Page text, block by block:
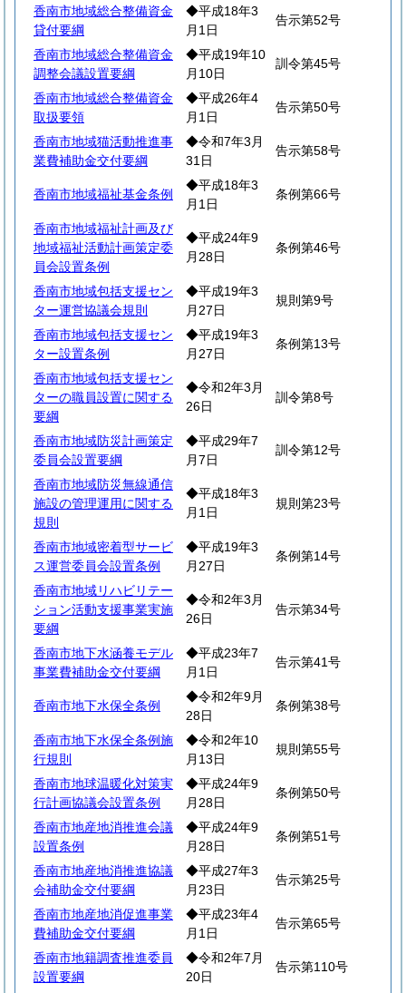
香南市地域総合整備資金
貸付要綱
◆平成18年3
月1日
告示第52号
香南市地域総合整備資金
調整会議設置要綱
◆平成19年10
月10日
訓令第45号
香南市地域総合整備資金
取扱要領
◆平成26年4
月1日
告示第50号
香南市地域猫活動推進事
業費補助金交付要綱
◆令和7年3月
31日
告示第58号
香南市地域福祉基金条例
◆平成18年3
月1日
条例第66号
香南市地域福祉計画及び
地域福祉活動計画策定委
員会設置条例
◆平成24年9
月28日
条例第46号
香南市地域包括支援セン
ター運営協議会規則
◆平成19年3
月27日
規則第9号
香南市地域包括支援セン
ター設置条例
◆平成19年3
月27日
条例第13号
香南市地域包括支援セン
ターの職員設置に関する
要綱
◆令和2年3月
26日
訓令第8号
香南市地域防災計画策定
委員会設置要綱
◆平成29年7
月7日
訓令第12号
香南市地域防災無線通信
施設の管理運用に関する
規則
◆平成18年3
月1日
規則第23号
香南市地域密着型サービ
ス運営委員会設置条例
◆平成19年3
月27日
条例第14号
香南市地域リハビリテー
ション活動支援事業実施
要綱
◆令和2年3月
26日
告示第34号
香南市地下水涵養モデル
事業費補助金交付要綱
◆平成23年7
月1日
告示第41号
香南市地下水保全条例
◆令和2年9月
28日
条例第38号
香南市地下水保全条例施
行規則
◆令和2年10
月13日
規則第55号
香南市地球温暖化対策実
行計画協議会設置条例
◆平成24年9
月28日
条例第50号
香南市地産地消推進会議
設置条例
◆平成24年9
月28日
条例第51号
香南市地産地消推進協議
会補助金交付要綱
◆平成27年3
月23日
告示第25号
香南市地産地消促進事業
費補助金交付要綱
◆平成23年4
月1日
告示第65号
香南市地籍調査推進委員
設置要綱
◆令和2年7月
20日
告示第110号